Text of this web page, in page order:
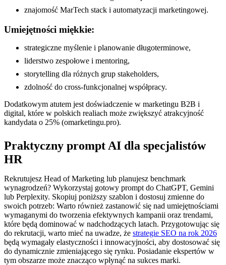
znajomość MarTech stack i automatyzacji marketingowej.
Umiejętności miękkie:
strategiczne myślenie i planowanie długoterminowe,
liderstwo zespołowe i mentoring,
storytelling dla różnych grup stakeholders,
zdolność do cross-funkcjonalnej współpracy.
Dodatkowym atutem jest doświadczenie w marketingu B2B i
digital, które w polskich realiach może zwiększyć atrakcyjność
kandydata o 25% (omarketingu.pro).
Praktyczny prompt AI dla specjalistów
HR
Rekrutujesz Head of Marketing lub planujesz benchmark
wynagrodzeń? Wykorzystaj gotowy prompt do ChatGPT, Gemini
lub Perplexity. Skopiuj poniższy szablon i dostosuj zmienne do
swoich potrzeb: Warto również zastanowić się nad umiejętnościami
wymaganymi do tworzenia efektywnych kampanii oraz trendami,
które będą dominować w nadchodzących latach. Przygotowując się
do rekrutacji, warto mieć na uwadze, że strategie SEO na rok 2026
będą wymagały elastyczności i innowacyjności, aby dostosować się
do dynamicznie zmieniającego się rynku. Posiadanie ekspertów w
tym obszarze może znacząco wpłynąć na sukces marki.